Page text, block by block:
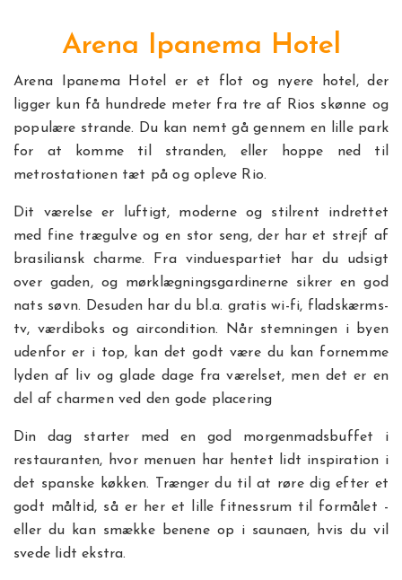
Arena Ipanema Hotel
Arena Ipanema Hotel er et flot og nyere hotel, der
ligger kun få hundrede meter fra tre af Rios skønne og
populære strande. Du kan nemt gå gennem en lille park
for at komme til stranden, eller hoppe ned til
metrostationen tæt på og opleve Rio.
Dit værelse er luftigt, moderne og stilrent indrettet
med fine trægulve og en stor seng, der har et strejf af
brasiliansk charme. Fra vinduespartiet har du udsigt
over gaden, og mørklægningsgardinerne sikrer en god
nats søvn. Desuden har du bl.a. gratis wi-fi, fladskærms-
tv, værdiboks og aircondition. Når stemningen i byen
udenfor er i top, kan det godt være du kan fornemme
lyden af liv og glade dage fra værelset, men det er en
del af charmen ved den gode placering
Din dag starter med en god morgenmadsbuffet i
restauranten, hvor menuen har hentet lidt inspiration i
det spanske køkken. Trænger du til at røre dig efter et
godt måltid, så er her et lille fitnessrum til formålet -
eller du kan smække benene op i saunaen, hvis du vil
svede lidt ekstra.